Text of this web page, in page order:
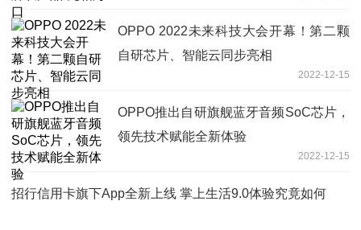
OPPO 2022未来科技大会开幕！第二颗
自研芯片、智能云同步亮相
2022-12-15
OPPO推出自研旗舰蓝牙音频SoC芯片，
领先技术赋能全新体验
2022-12-15
招行信用卡旗下App全新上线 掌上生活9.0体验究竟如何